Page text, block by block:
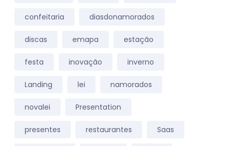
confeitaria diasdonamorados
discas emapa estação
festa inovação inverno
Landing lei namorados
novalei Presentation
presentes restaurantes Saas